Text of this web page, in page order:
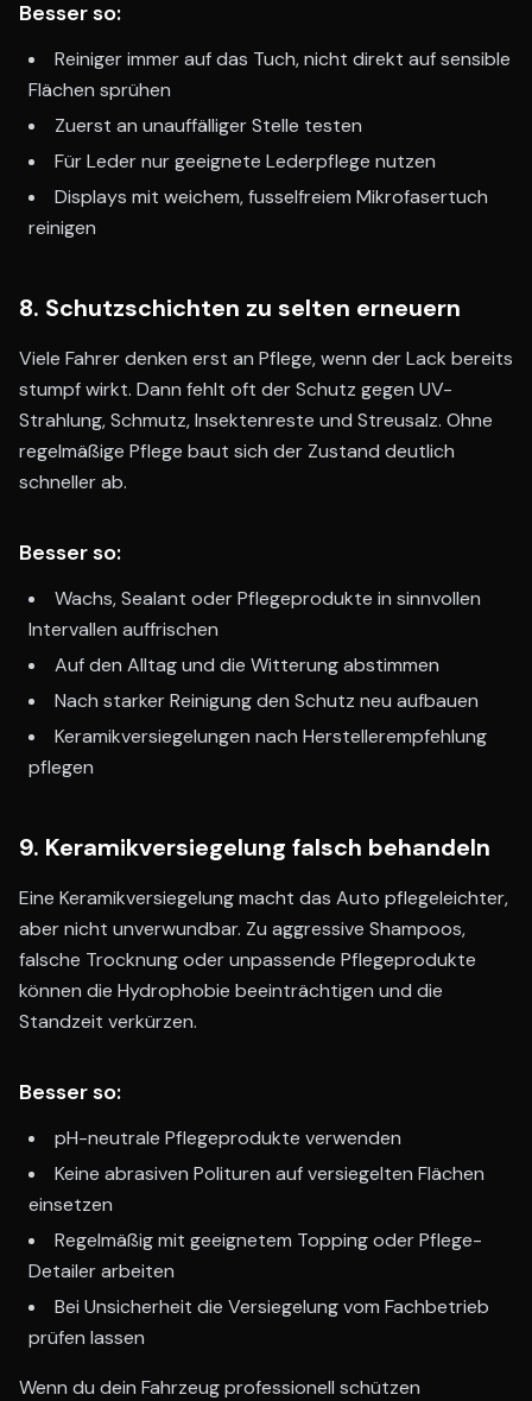
Besser so:
Reiniger immer auf das Tuch, nicht direkt auf sensible
Flächen sprühen
Zuerst an unauffälliger Stelle testen
Für Leder nur geeignete Lederpflege nutzen
Displays mit weichem, fusselfreiem Mikrofasertuch
reinigen
8. Schutzschichten zu selten erneuern
Viele Fahrer denken erst an Pflege, wenn der Lack bereits
stumpf wirkt. Dann fehlt oft der Schutz gegen UV-
Strahlung, Schmutz, Insektenreste und Streusalz. Ohne
regelmäßige Pflege baut sich der Zustand deutlich
schneller ab.
Besser so:
Wachs, Sealant oder Pflegeprodukte in sinnvollen
Intervallen auffrischen
Auf den Alltag und die Witterung abstimmen
Nach starker Reinigung den Schutz neu aufbauen
Keramikversiegelungen nach Herstellerempfehlung
pflegen
9. Keramikversiegelung falsch behandeln
Eine Keramikversiegelung macht das Auto pflegeleichter,
aber nicht unverwundbar. Zu aggressive Shampoos,
falsche Trocknung oder unpassende Pflegeprodukte
können die Hydrophobie beeinträchtigen und die
Standzeit verkürzen.
Besser so:
pH-neutrale Pflegeprodukte verwenden
Keine abrasiven Polituren auf versiegelten Flächen
einsetzen
Regelmäßig mit geeignetem Topping oder Pflege-
Detailer arbeiten
Bei Unsicherheit die Versiegelung vom Fachbetrieb
prüfen lassen
Wenn du dein Fahrzeug professionell schützen